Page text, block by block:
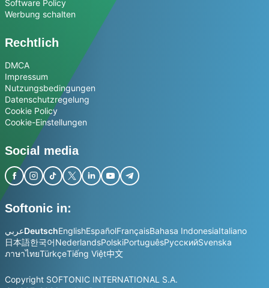
Software Policy
Werbung schalten
Rechtlich
DMCA
Impressum
Nutzungsbedingungen
Datenschutzregelung
Cookie Policy
Cookie-Einstellungen
Social media
Softonic in:
عربيDeutschEnglishEspañolFrançaisBahasa IndonesiaItaliano
日本語한국어NederlandsPolskiPortuguêsРусскийSvenska
ภาษาไทยTürkçeTiếng Việt中文
Copyright SOFTONIC INTERNATIONAL S.A.